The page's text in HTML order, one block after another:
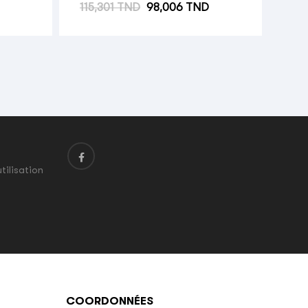
Prix habituel
115,301 TND Prix
98,006 TND
COORDONNÉES